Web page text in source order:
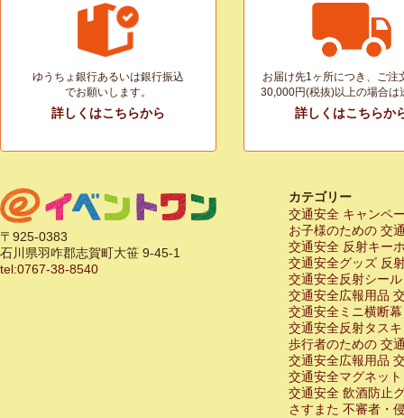
ゆうちょ銀行あるいは銀行振込
でお願いします。
詳しくはこちらから
お届け先1ヶ所につき、ご注
30,000円(税抜)以上の場合は
詳しくはこちらか
〒925-0383
石川県羽咋郡志賀町大笹 9-45-1
tel:0767-38-8540
カテゴリー
交通安全 キャンペ
お子様のための 交
交通安全 反射キー
交通安全グッズ 反
交通安全反射シール
交通安全広報用品
交通安全ミニ横断
交通安全反射タスキ
歩行者のための 交
交通安全広報用品
交通安全マグネット
交通安全 飲酒防止
さすまた 不審者・